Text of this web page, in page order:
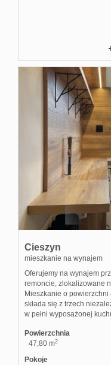
Cieszyn
mieszkanie na wynajem
Oferujemy na wynajem
remoncie, zlokalizowane
Mieszkanie o
składa się z trzech
w pełni wyposażonej
Powierzchnia
47,80 m2
Pokoje